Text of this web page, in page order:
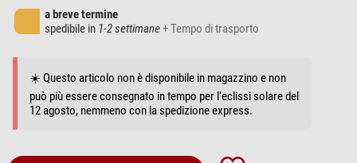
a breve termine
spedibile in 1-2 settimane+ Tempo di trasporto
☀️ Questo articolo non è disponibile in magazzino e non
può più essere consegnato in tempo per l'eclissi solare del
12 agosto, nemmeno con la spedizione express.